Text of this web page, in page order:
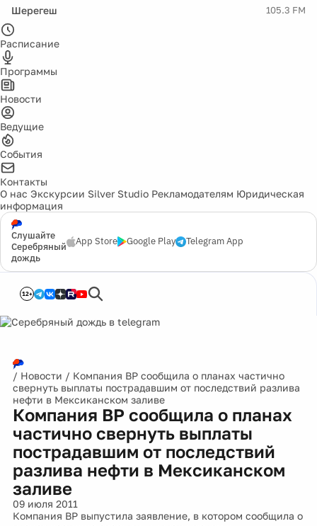
Шерегеш 105.3 FM
Расписание
Программы
Новости
Ведущие
События
Контакты
О нас Экскурсии Silver Studio Рекламодателям Юридическая
информация
Слушайте
Серебряный
дождь
App Store Google Play Telegram App
12+
/ Новости / Компания BP сообщила о планах частично
свернуть выплаты пострадавшим от последствий разлива
нефти в Мексиканском заливе
Компания BP сообщила о планах
частично свернуть выплаты
пострадавшим от последствий
разлива нефти в Мексиканском
заливе
09 июля 2011
Компания BP выпустила заявление, в котором сообщила о